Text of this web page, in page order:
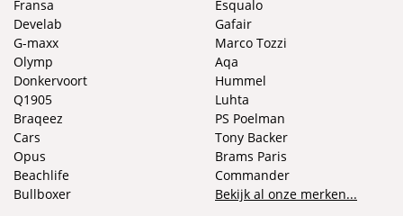
Fransa
Develab
G-maxx
Olymp
Donkervoort
Q1905
Braqeez
Cars
Opus
Beachlife
Bullboxer
Esqualo
Gafair
Marco Tozzi
Aqa
Hummel
Luhta
PS Poelman
Tony Backer
Brams Paris
Commander
Bekijk al onze merken...